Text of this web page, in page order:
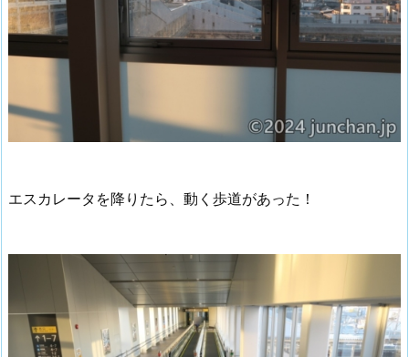
エスカレータを降りたら、動く歩道があった！